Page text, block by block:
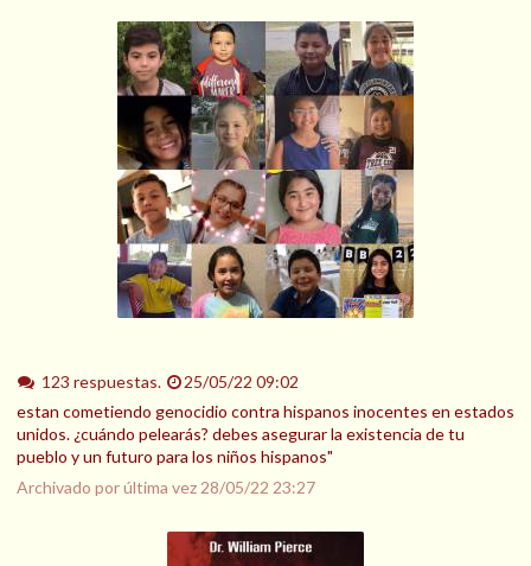
123 respuestas.
25/05/22 09:02
estan cometiendo genocidio contra hispanos inocentes en estados
unidos. ¿cuándo pelearás? debes asegurar la existencia de tu
pueblo y un futuro para los niños hispanos"
Archivado por última vez 28/05/22 23:27